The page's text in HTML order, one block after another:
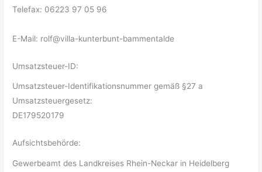
Telefax: 06223 97 05 96
E-Mail: rolf@villa-kunterbunt-bammentalde
Umsatzsteuer-ID:
Umsatzsteuer-Identifikationsnummer gemäß §27 a
Umsatzsteuergesetz:
DE179520179
Aufsichtsbehörde:
Gewerbeamt des Landkreises Rhein-Neckar in Heidelberg